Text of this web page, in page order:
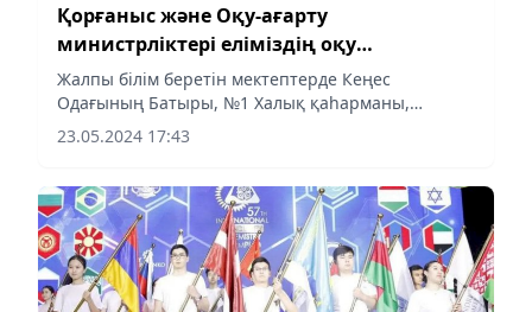
Қорғаныс және Оқу-ағарту
министрліктері еліміздің оқу
орындарында бірыңғай сағат
ұйымдастырды
Жалпы білім беретін мектептерде Кеңес
Одағының Батыры, №1 Халық қаһарманы,
тәуелсіз Қазақстанның тұңғыш Қорғаныс
министрі армия генералы Сағадат
мерекелеуге...
23.05.2024 17:43